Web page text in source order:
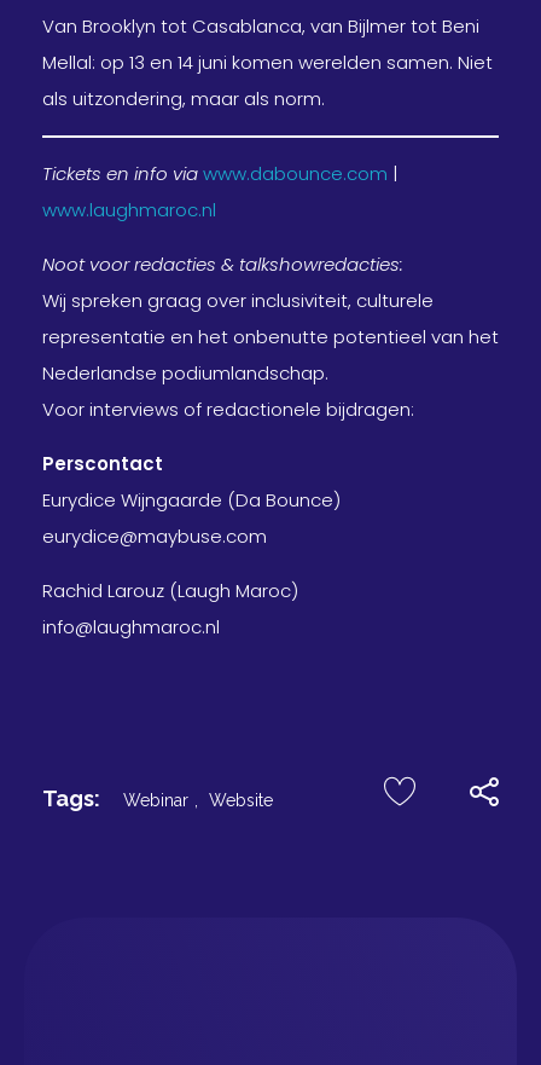
Van Brooklyn tot Casablanca, van Bijlmer tot Beni
Mellal: op 13 en 14 juni komen werelden samen. Niet
als uitzondering, maar als norm.
Tickets en info viawww.dabounce.com |
www.laughmaroc.nl
Noot voor redacties & talkshowredacties:
Wij spreken graag over inclusiviteit, culturele
representatie en het onbenutte potentieel van het
Nederlandse podiumlandschap.
Voor interviews of redactionele bijdragen:
Perscontact
Eurydice Wijngaarde (Da Bounce)
eurydice@maybuse.com
Rachid Larouz (Laugh Maroc)
info@laughmaroc.nl
Tags: Webinar Website